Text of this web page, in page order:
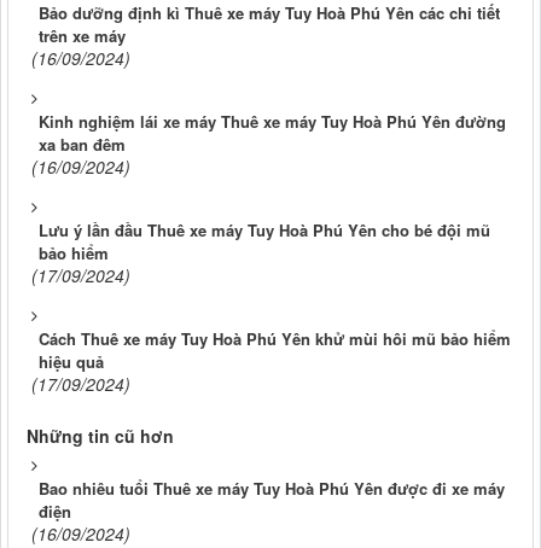
Bảo dưỡng định kì Thuê xe máy Tuy Hoà Phú Yên các chi tiết
trên xe máy
(16/09/2024)
Kinh nghiệm lái xe máy Thuê xe máy Tuy Hoà Phú Yên đường
xa ban đêm
(16/09/2024)
Lưu ý lần đầu Thuê xe máy Tuy Hoà Phú Yên cho bé đội mũ
bảo hiểm
(17/09/2024)
Cách Thuê xe máy Tuy Hoà Phú Yên khử mùi hôi mũ bảo hiểm
hiệu quả
(17/09/2024)
Những tin cũ hơn
Bao nhiêu tuổi Thuê xe máy Tuy Hoà Phú Yên được đi xe máy
điện
(16/09/2024)